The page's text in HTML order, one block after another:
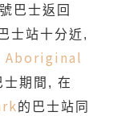
巴士返回
士站十分近,
士期間, 在
的巴士站同